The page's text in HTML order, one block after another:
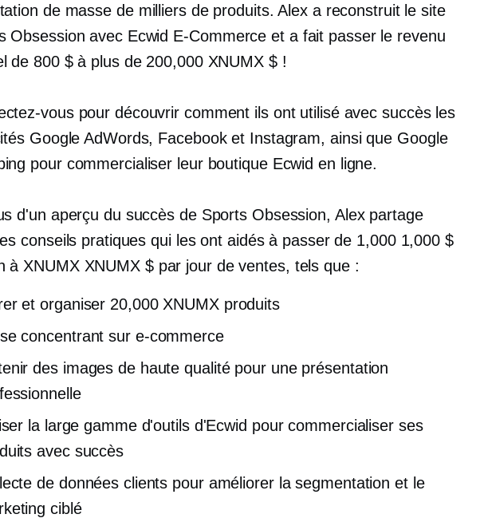
de masse de milliers de produits. Alex a reconstruit le site
Obsession avec Ecwid E-Commerce et a fait passer le revenu
de 800 $ à plus de 200,000 XNUMX $ !
vous pour découvrir comment ils ont utilisé avec succès les
Google AdWords, Facebook et Instagram, ainsi que Google
pour commercialiser leur boutique Ecwid en ligne.
d'un aperçu du succès de Sports Obsession, Alex partage
conseils pratiques qui les ont aidés à passer de 1,000 1,000 $
à XNUMX XNUMX $ par jour de ventes, tels que :
et organiser 20,000 XNUMX produits
concentrant sur e-commerce
des images de haute qualité pour une présentation
la large gamme d'outils d'Ecwid pour commercialiser ses
avec succès
de données clients pour améliorer la segmentation et le
ciblé